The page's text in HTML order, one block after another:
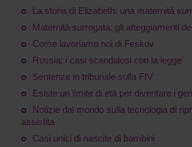
La storia di Elizabeth: una maternità
Maternità surrogata: gli atteggiamenti
Come lavoriamo noi di Feskov
Russia: i casi scandalosi con la legge
Sentenze in tribunale sulla FIV
Esiste un limite di età per diventare i
Notizie dal mondo sulla tecnologia di
assistita
Casi unici di nascite di bambini